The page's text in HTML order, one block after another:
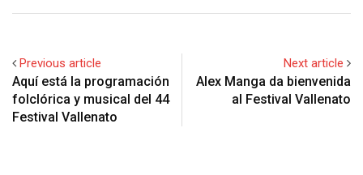
Previous article
Aquí está la programación
folclórica y musical del 44
Festival Vallenato
Next article
Alex Manga da bienvenida
al Festival Vallenato